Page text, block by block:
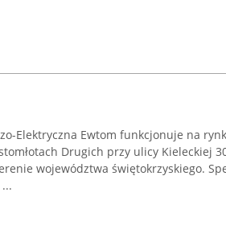
Elektryczna Ewtom funkcjonuje na
Drugich przy ulicy Kieleckiej
województwa świętokrzyskiego.